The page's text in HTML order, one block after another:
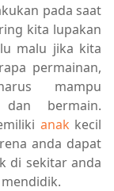
pada saat
kita lupakan
malu jika kita
permainan,
mampu
dan bermain.
anak kecil
anda dapat
di sekitar anda